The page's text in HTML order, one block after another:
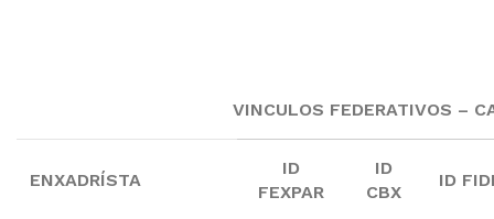
VINCULOS FEDERATIVOS –
ENXADRÍSTA
ID
FEXPAR
ID
CBX
ID